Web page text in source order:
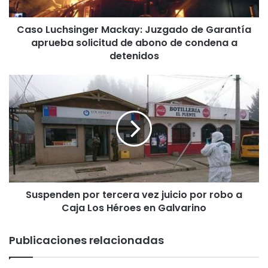
h
s
r
a
c
k
a
y
:
J
d
o
Caso Luchsinger Mackay: Juzgado de Garantía
aprueba solicitud de abono de condena a
detenidos
S
s
p
e
n
d
e
n
e
r
Suspenden por tercera vez juicio por robo a
Caja Los Héroes en Galvarino
Publicaciones relacionadas